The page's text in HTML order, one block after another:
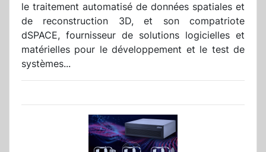
le traitement automatisé de données spatiales et
de reconstruction 3D, et son compatriote
dSPACE, fournisseur de solutions logicielles et
matérielles pour le développement et le test de
systèmes...